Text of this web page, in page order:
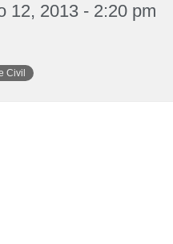
12, 2013 - 2:20 pm
Civil